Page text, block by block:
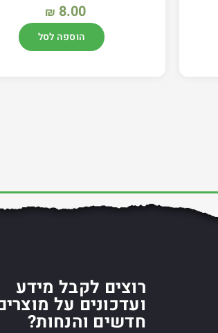
₪ 8.00
הוספה לסל
רוצים לקבל מידע
ועדכונים על
חדשים והנחות?